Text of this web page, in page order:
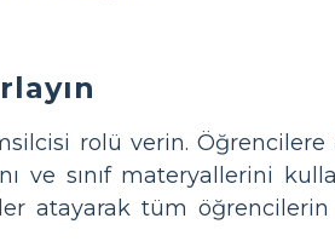
rolü verin. Öğrencilere
ve sınıf materyallerini
atayarak tüm öğrencilerin